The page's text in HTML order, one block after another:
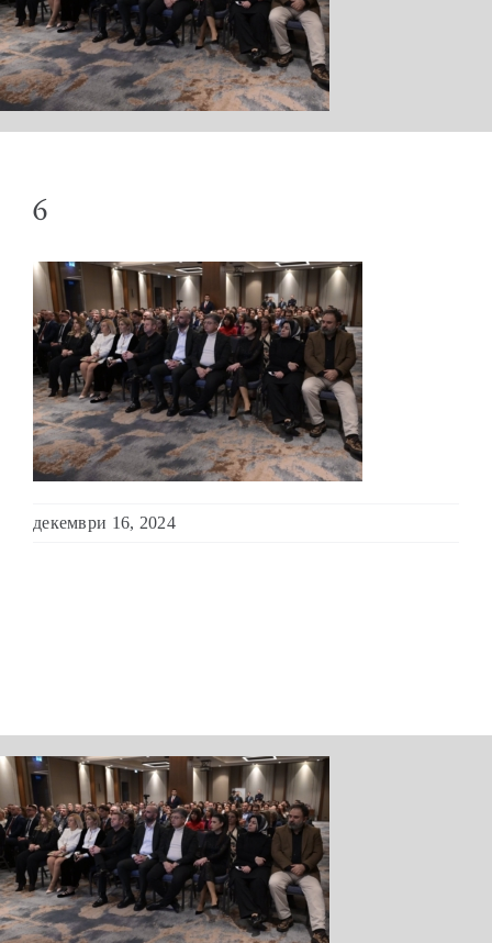
КАБИНЕТ
АКТИВНОСТИ
ОБРАЌАЊА
6
декември 16, 2024